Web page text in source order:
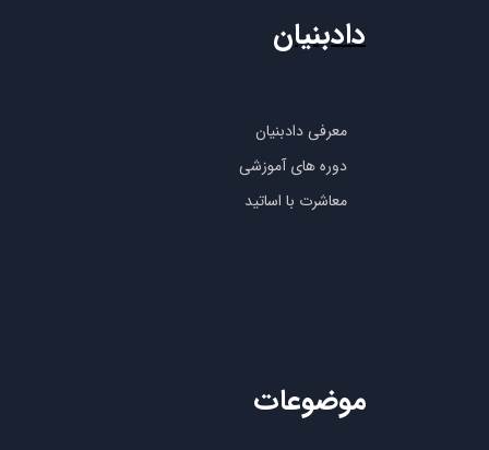
معرفی دادبنیان
دوره های آموزشی
معاشرت با اساتید
دادبنیان
موضوعات